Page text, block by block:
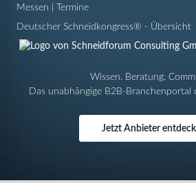
Messen | Termine
Deutscher Schneidkongress® - Übersicht
Wissen. Beratung.
Das unabhängige B2B-Branchenportal
Jetzt Anbieter